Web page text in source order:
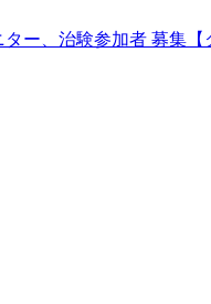
ー、治験参加者 募集